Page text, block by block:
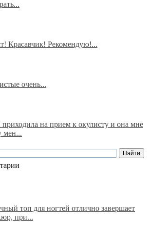
Красавчик! Рекомендую!...
очень...
на прием к окулисту и она мне
мен...
топ для ногтей отлично завершает
при...